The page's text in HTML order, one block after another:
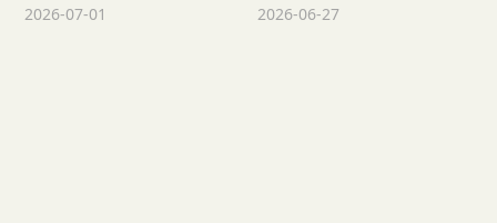
公里真心話
2026-07-01 2026-06-27